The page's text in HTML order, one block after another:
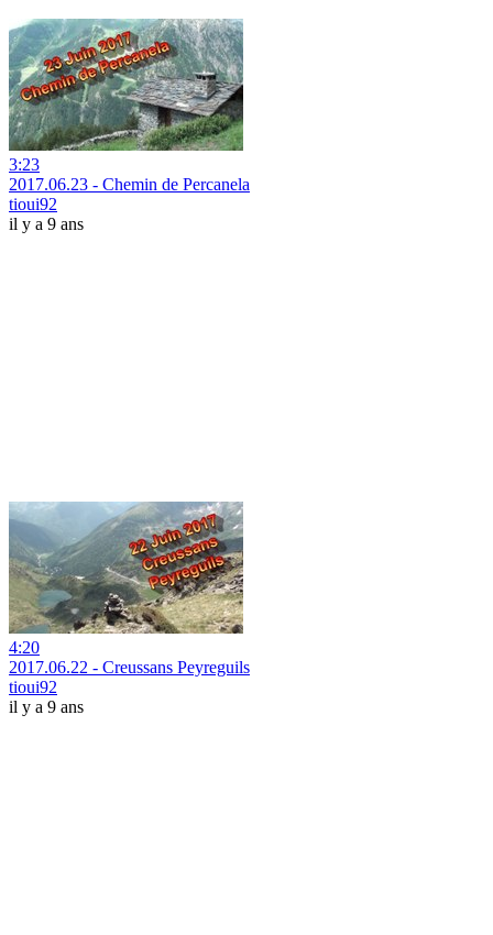
3:23
2017.06.23 - Chemin de Percanela
tioui92
il y a 9 ans
4:20
2017.06.22 - Creussans Peyreguils
tioui92
il y a 9 ans